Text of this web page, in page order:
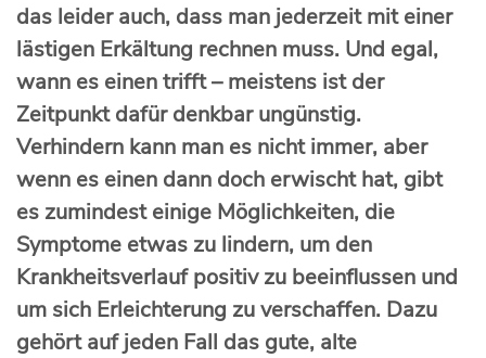
das leider auch, dass man jederzeit mit einer
lästigen Erkältung rechnen muss. Und egal,
wann es einen trifft – meistens ist der
Zeitpunkt dafür denkbar ungünstig.
Verhindern kann man es nicht immer, aber
wenn es einen dann doch erwischt hat, gibt
es zumindest einige Möglichkeiten, die
Symptome etwas zu lindern, um den
Krankheitsverlauf positiv zu beeinflussen und
um sich Erleichterung zu verschaffen. Dazu
gehört auf jeden Fall das gute, alte